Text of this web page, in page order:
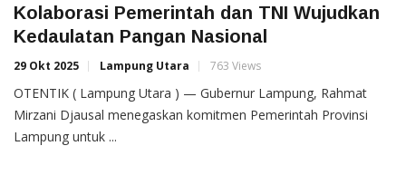
Kolaborasi Pemerintah dan TNI Wujudkan
Kedaulatan Pangan Nasional
29 Okt 2025 Lampung Utara 763 Views
OTENTIK ( Lampung Utara ) — Gubernur Lampung, Rahmat
Mirzani Djausal menegaskan komitmen Pemerintah Provinsi
Lampung untuk ...